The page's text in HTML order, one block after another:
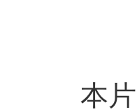
本片